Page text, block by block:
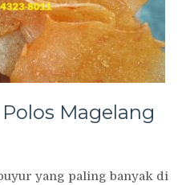
Magelang
yang paling banyak di